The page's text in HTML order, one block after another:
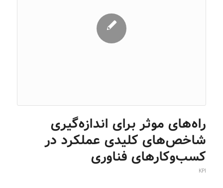
راه‌های موثر برای اندازه‌گیری
شاخص‌های کلیدی عملکرد در
کسب‌وکارهای فناوری
KPI